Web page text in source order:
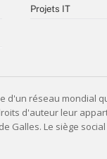
Projets IT